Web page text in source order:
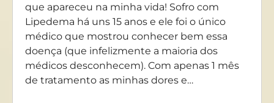
que apareceu na minha vida! Sofro com
Lipedema há uns 15 anos e ele foi o único
médico que mostrou conhecer bem essa
doença (que infelizmente a maioria dos
médicos desconhecem). Com apenas 1 mês
de tratamento as minhas dores e…